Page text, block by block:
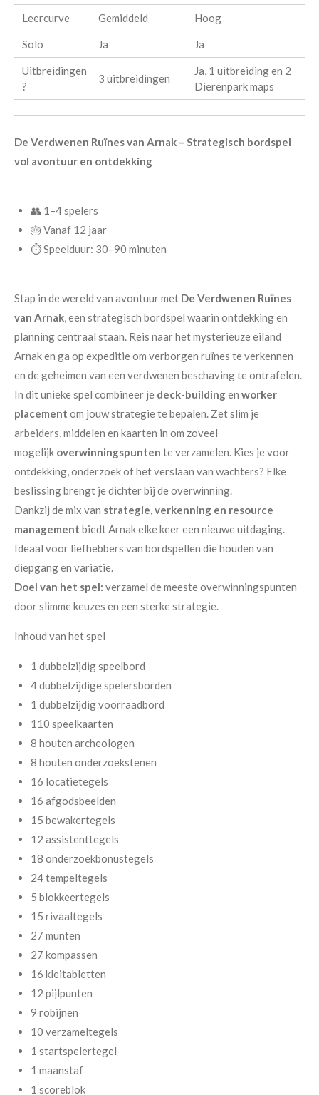
Leercurve Gemiddeld Hoog
Solo Ja Ja
Uitbreidingen
?
3 uitbreidingen
Ja, 1 uitbreiding en 2
Dierenpark maps
De Verdwenen Ruïnes van Arnak – Strategisch bordspel
vol avontuur en ontdekking
👥 1–4 spelers
🎂 Vanaf 12 jaar
⏱️ Speelduur: 30–90 minuten
Stap in de wereld van avontuur met De Verdwenen Ruïnes
van Arnak , een strategisch bordspel waarin ontdekking en
planning centraal staan. Reis naar het mysterieuze eiland
Arnak en ga op expeditie om verborgen ruïnes te verkennen
en de geheimen van een verdwenen beschaving te ontrafelen.
In dit unieke spel combineer je deck-buildingen worker
placement om jouw strategie te bepalen. Zet slim je
arbeiders, middelen en kaarten in om zoveel
mogelijk overwinningspunten te verzamelen. Kies je voor
ontdekking, onderzoek of het verslaan van wachters? Elke
beslissing brengt je dichter bij de overwinning.
Dankzij de mix van strategie, verkenning en resource
management biedt Arnak elke keer een nieuwe uitdaging.
Ideaal voor liefhebbers van bordspellen die houden van
diepgang en variatie.
Doel van het spel: verzamel de meeste overwinningspunten
door slimme keuzes en een sterke strategie.
Inhoud van het spel
1 dubbelzijdig speelbord
4 dubbelzijdige spelersborden
1 dubbelzijdig voorraadbord
110 speelkaarten
8 houten archeologen
8 houten onderzoekstenen
16 locatietegels
16 afgodsbeelden
15 bewakertegels
12 assistenttegels
18 onderzoekbonustegels
24 tempeltegels
5 blokkeertegels
15 rivaaltegels
27 munten
27 kompassen
16 kleitabletten
12 pijlpunten
9 robijnen
10 verzameltegels
1 startspelertegel
1 maanstaf
1 scoreblok